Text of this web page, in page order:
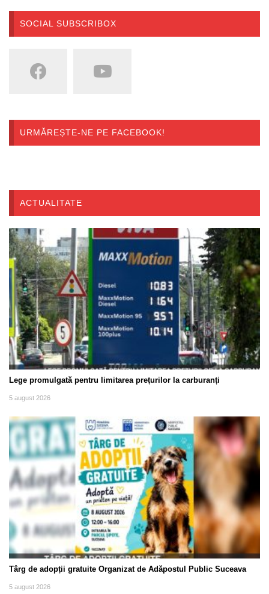
SOCIAL SUBSCRIBOX
URMĂREȘTE-NE PE FACEBOOK!
ACTUALITATE
Lege promulgată pentru limitarea prețurilor la carburanți
5 august 2026
Târg de adopții gratuite Organizat de Adăpostul Public Suceava
5 august 2026